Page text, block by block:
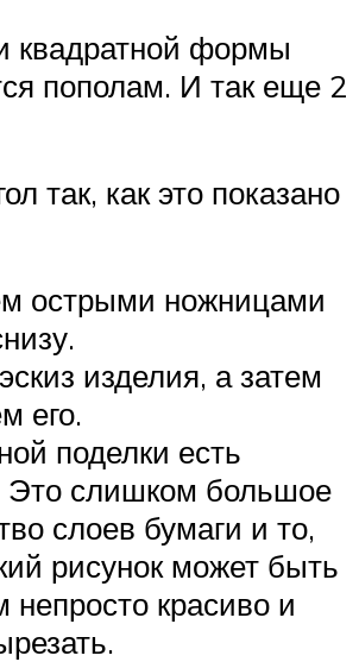
квадратной формы
пополам. И так еще 2
так, как это показано
острыми ножницами
изделия, а затем
его.
поделки есть
Это слишком большое
слоев бумаги и то,
рисунок может быть
непросто красиво и